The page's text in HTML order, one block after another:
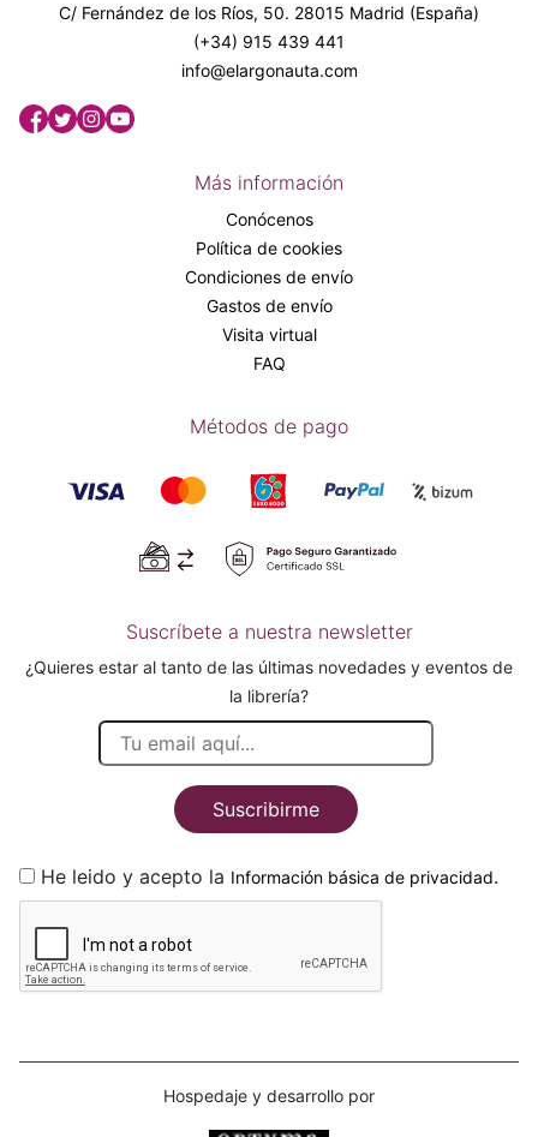
C/ Fernández de los Ríos, 50. 28015 Madrid (España)
(+34) 915 439 441
info@elargonauta.com
Más información
Conócenos
Política de cookies
Condiciones de envío
Gastos de envío
Visita virtual
FAQ
Métodos de pago
Suscríbete a nuestra newsletter
¿Quieres estar al tanto de las últimas novedades y eventos de
la librería?
Suscribirme
He leido y acepto la Información básica de privacidad.
Hospedaje y desarrollo por